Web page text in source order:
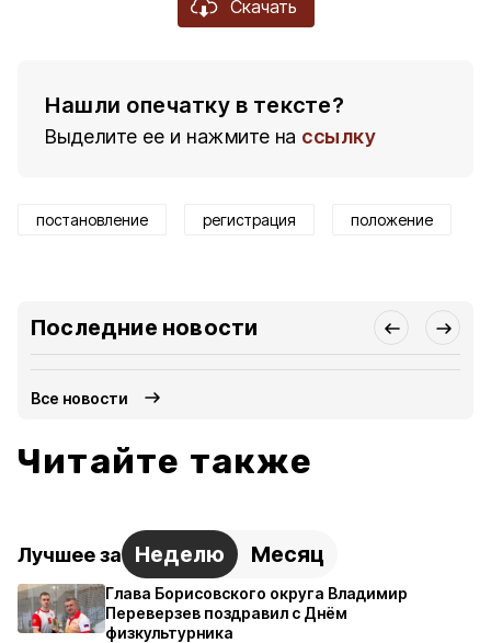
Скачать
Нашли опечатку в тексте?
Выделите ее и нажмите на ссылку
постановление регистрация положение
Последние новости
Все новости
Читайте также
Лучшее за Неделю Месяц
Глава Борисовского округа Владимир
Переверзев поздравил с Днём
физкультурника